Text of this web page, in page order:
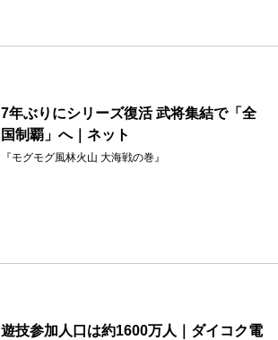
7年ぶりにシリーズ復活 武将集結で「全
国制覇」へ｜ネット
『モグモグ風林火山 大海戦の巻』
遊技参加人口は約1600万人｜ダイコク電